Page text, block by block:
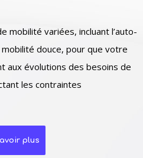
mobilité variées, incluant l’auto-
douce, pour que votre
aux évolutions des besoins de
les contraintes
plus